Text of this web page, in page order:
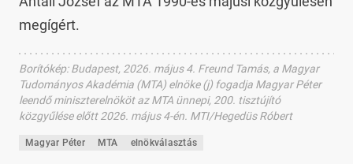
megígért.
Borítókép:Budapest, 2026. május 4. Freund Tamás, a Magyar
Tudományos Akadémia (MTA) elnöke (j) fogadja Magyar Péter
leendő miniszterelnököt az MTA ünnepi, 200. tisztújító
közgyűlése előtt 2026. május 4-én. MTI/Hegedüs Róbert
Magyar Péter MTA elnökválasztás